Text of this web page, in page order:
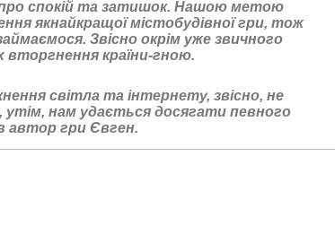
про спокій та затишок. Нашою метою
якнайкращої містобудівної гри, тож
Звісно окрім уже звичного
вторгнення країни-гною.
світла та інтернету, звісно, не
нам удається досягати певного
автор гри Євген.